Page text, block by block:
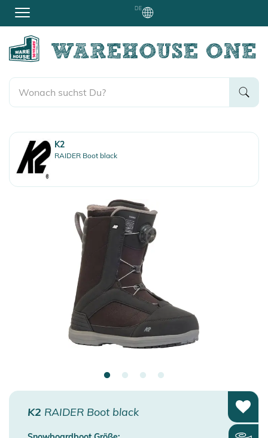
DE
K2
RAIDER Boot black
K2 RAIDER Boot black